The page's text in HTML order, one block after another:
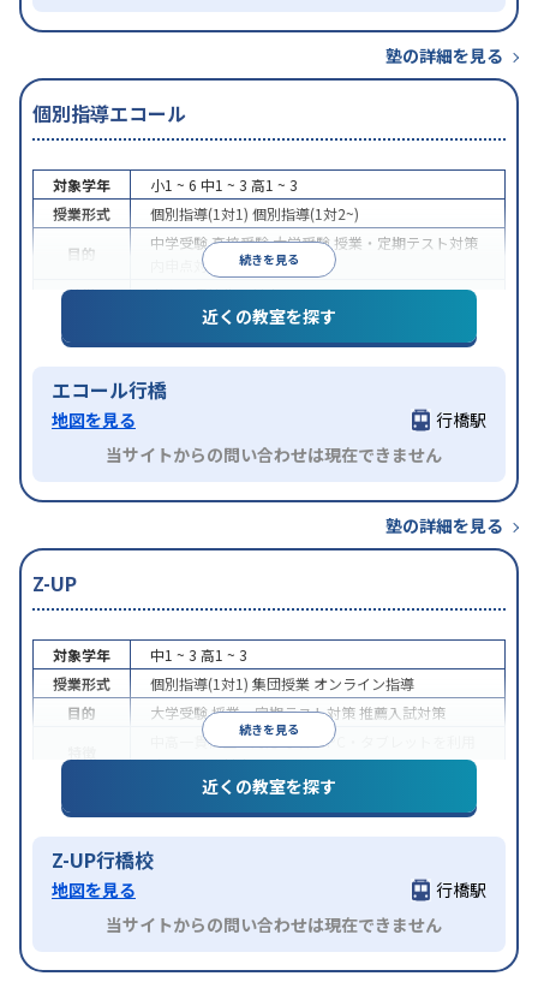
塾の詳細を見る
個別指導エコール
続きを見る
対象学年 小1 ~ 6 中1 ~ 3 高1 ~ 3
授業形式
個別指導(1対1) 個別指導(1対2~)
目的
中学受験高校受験大学受験 授業・定期テスト対策
内申点対策
特徴
中高一貫校生に対応
近くの教室を探す
エコール行橋
地図を見る
行橋駅
当サイトからの問い合わせは現在できません
塾の詳細を見る
Z-UP
続きを見る
対象学年 中1 ~ 3 高1 ~ 3
授業形式
個別指導(1対1) 集団授業 オンライン指導
目的
大学受験授業・定期テスト対策推薦入試対策
中高一貫校生に対応学習にPC・タブレットを利用
オンライン対応
近くの教室を探す
Z-UP行橋校
地図を見る
行橋駅
当サイトからの問い合わせは現在できません